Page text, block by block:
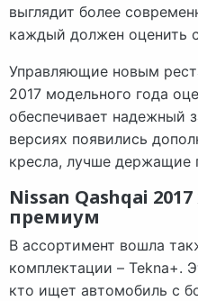
выглядит более
каждый должен оценить
Управляющие новым
2017 модельного года
обеспечивает надежный
версиях появились
кресла, лучше держащие
Nissan Qashqai
премиум
В ассортимент вошла
комплектации – Tekna+.
кто ищет автомобиль с